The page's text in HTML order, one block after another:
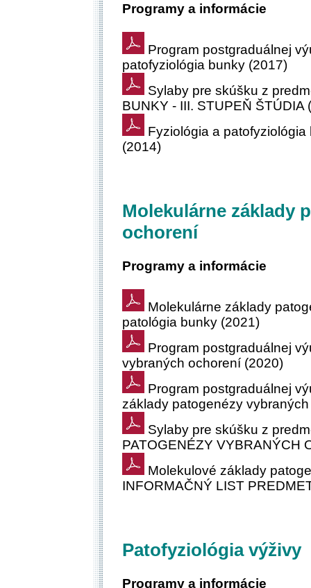
Programy a informácie
Program postgraduálnej
patofyziológia bunky (2017)
Sylaby pre skúšku z
BUNKY - III. STUPEŇ ŠTÚDIA
Fyziológia a
(2014)
Molekulárne základy
ochorení
Programy a informácie
Molekulárne základy
patológia bunky (2021)
Program postgraduálnej
vybraných ochorení (2020)
Program postgraduálnej
základy patogenézy
Sylaby pre skúšku z
PATOGENÉZY VYBRANÝCH
Molekulové základy
INFORMAČNÝ LIST
Patofyziológia výživy
Programy a informácie